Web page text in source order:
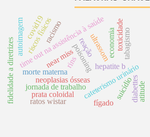
hepatite b
neoplasias ósseas
poisoningultrassom
cateterismo urinário
near miss
time out na assistência à saúde
fidelidade a diretrizes jornada de trabalho
riscos físicos
autoimagem
morte materna
economia
suicídio
reação
prata coloidal diabettes
toxicidade
ratos wistar fígado
rins
racismo
atitude
tabagismo
covid19